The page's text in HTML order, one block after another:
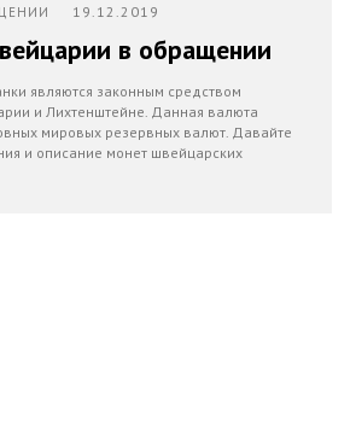
19.12.2019
в обращении
являются законным средством
и Лихтенштейне. Данная валюта
мировых резервных валют. Давайте
и описание монет швейцарских